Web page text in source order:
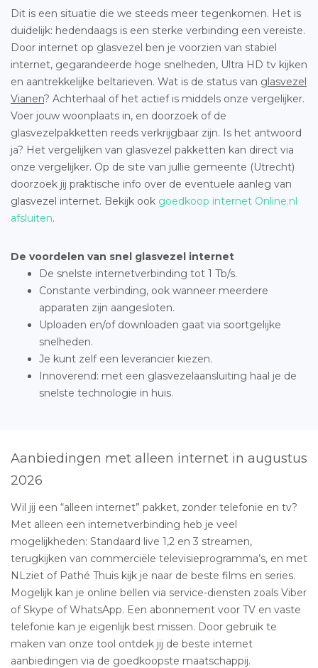
Dit is een situatie die we steeds meer tegenkomen. Het is
duidelijk: hedendaags is een sterke verbinding een vereiste.
Door internet op glasvezel ben je voorzien van stabiel
internet, gegarandeerde hoge snelheden, Ultra HD tv kijken
en aantrekkelijke beltarieven. Wat is de status van glasvezel
Vianen? Achterhaal of het actief is middels onze vergelijker.
Voer jouw woonplaats in, en doorzoek of de
glasvezelpakketten reeds verkrijgbaar zijn. Is het antwoord
ja? Het vergelijken van glasvezel pakketten kan direct via
onze vergelijker. Op de site van jullie gemeente (Utrecht)
doorzoek jij praktische info over de eventuele aanleg van
glasvezel internet. Bekijk ook goedkoop internet Online.nl
afsluiten.
De voordelen van snel glasvezel internet
De snelste internetverbinding tot 1 Tb/s.
Constante verbinding, ook wanneer meerdere
apparaten zijn aangesloten.
Uploaden en/of downloaden gaat via soortgelijke
snelheden.
Je kunt zelf een leverancier kiezen.
Innoverend: met een glasvezelaansluiting haal je de
snelste technologie in huis.
Aanbiedingen met alleen internet in augustus
2026
Wil jij een “alleen internet” pakket, zonder telefonie en tv?
Met alleen een internetverbinding heb je veel
mogelijkheden: Standaard live 1,2 en 3 streamen,
terugkijken van commerciële televisieprogramma’s, en met
NLziet of Pathé Thuis kijk je naar de beste films en series.
Mogelijk kan je online bellen via service-diensten zoals Viber
of Skype of WhatsApp. Een abonnement voor TV en vaste
telefonie kan je eigenlijk best missen. Door gebruik te
maken van onze tool ontdek jij de beste internet
aanbiedingen via de goedkoopste maatschappij.